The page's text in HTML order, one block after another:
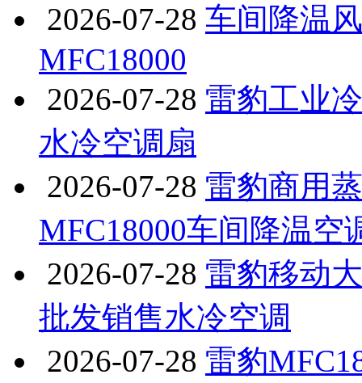
2026-07-28 车间降温
MFC18000
2026-07-28 雷豹工业
水冷空调扇
2026-07-28 雷豹商用
MFC18000车间降温空
2026-07-28 雷豹移动
批发销售水冷空调
2026-07-28 雷豹